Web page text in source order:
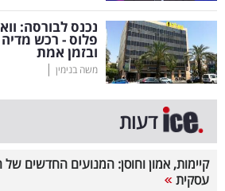
שיווק
ופרסום
משפט
מדדים
ומחקרים
דעות
נכנס לבורסה:
פלוס - רכש
ובזמן אמת
משה בנימין |
דעות
קיימות, אמון וחוסן: המנועים החדשים
עסקית